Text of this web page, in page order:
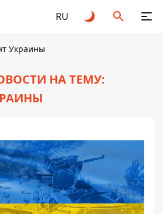
RU
Украины
НА ТЕМУ: